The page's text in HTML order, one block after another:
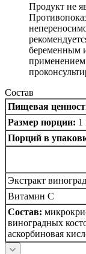
Продукт не
беременным
применением
Состав
Пищевая
Размер порции: 1
Порций в
Экстракт
Витамин С
Состав:
виноградных
аскорбиновая